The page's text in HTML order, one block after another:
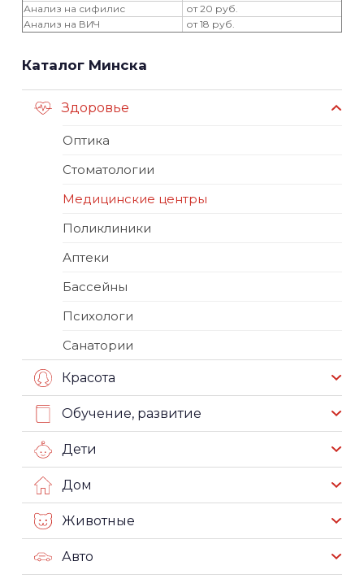
Анализ на сифилис
от 20 руб.
Анализ на ВИЧ
от 18 руб.
Каталог Минска
Здоровье
Оптика
Стоматологии
Медицинские центры
Поликлиники
Аптеки
Бассейны
Психологи
Санатории
Красота
Обучение, развитие
Дети
Дом
Животные
Авто